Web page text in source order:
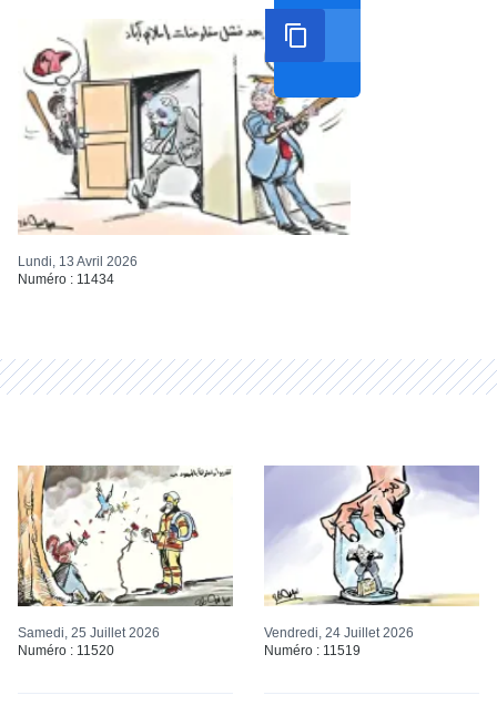
Lundi, 13 Avril 2026
Numéro : 11434
Samedi, 25 Juillet 2026
Numéro : 11520
Vendredi, 24 Juillet 2026
Numéro : 11519